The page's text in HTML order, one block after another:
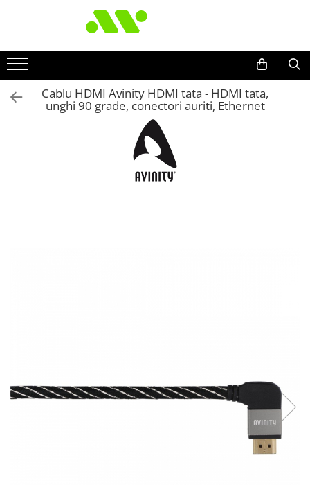
Cablu HDMI Avinity HDMI tata - HDMI tata,
unghi 90 grade, conectori auriti, Ethernet